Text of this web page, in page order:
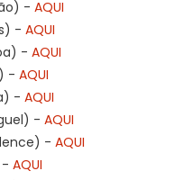
- AQUI
- AQUI
- AQUI
- AQUI
- AQUI
- AQUI
- AQUI
- AQUI